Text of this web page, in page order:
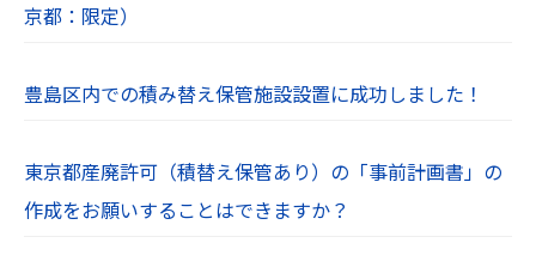
京都：限定）
豊島区内での積み替え保管施設設置に成功しました！
東京都産廃許可（積替え保管あり）の「事前計画書」の
作成をお願いすることはできますか？